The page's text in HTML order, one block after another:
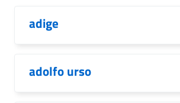
adige
adolfo urso